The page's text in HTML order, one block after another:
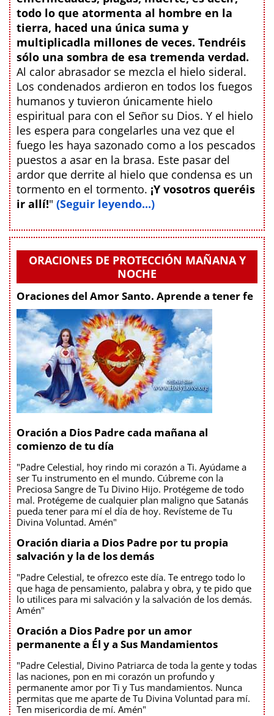
todo lo que atormenta al hombre en la
tierra, haced una única suma y
multiplicadla millones de veces. Tendréis
sólo una sombra de esa tremenda verdad.
Al calor abrasador se mezcla el hielo sideral.
Los condenados ardieron en todos los fuegos
humanos y tuvieron únicamente hielo
espiritual para con el Señor su Dios. Y el hielo
les espera para congelarles una vez que el
fuego les haya sazonado como a los pescados
puestos a asar en la brasa. Este pasar del
ardor que derrite al hielo que condensa es un
tormento en el tormento. ¡Y vosotros queréis
ir allí!" (Seguir leyendo...)
ORACIONES DE PROTECCIÓN MAÑANA Y
NOCHE
Oraciones del Amor Santo. Aprende a tener fe
Oración a Dios Padre cada mañana al
comienzo de tu día
"Padre Celestial, hoy rindo mi corazón a Ti. Ayúdame a
ser Tu instrumento en el mundo. Cúbreme con la
Preciosa Sangre de Tu Divino Hijo. Protégeme de todo
mal. Protégeme de cualquier plan maligno que Satanás
pueda tener para mí el día de hoy. Revísteme de Tu
Divina Voluntad. Amén"
Oración diaria a Dios Padre por tu propia
salvación y la de los demás
"Padre Celestial, te ofrezco este día. Te entrego todo lo
que haga de pensamiento, palabra y obra, y te pido que
lo utilices para mi salvación y la salvación de los demás.
Amén"
Oración a Dios Padre por un amor
permanente a Él y a Sus Mandamientos
"Padre Celestial, Divino Patriarca de toda la gente y todas
las naciones, pon en mi corazón un profundo y
permanente amor por Ti y Tus mandamientos. Nunca
permitas que me aparte de Tu Divina Voluntad para mí.
Ten misericordia de mí. Amén"